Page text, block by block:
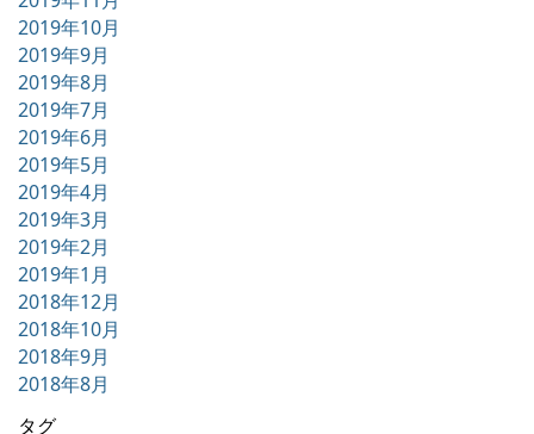
2019年10月
2019年9月
2019年8月
2019年7月
2019年6月
2019年5月
2019年4月
2019年3月
2019年2月
2019年1月
2018年12月
2018年10月
2018年9月
2018年8月
タグ